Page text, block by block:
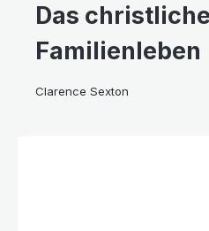
Das christliche
Familienleben
Clarence Sexton